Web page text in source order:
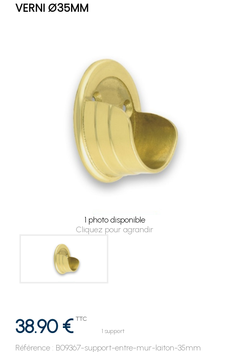
VERNI Ø35MM
1 photo disponible
Cliquez pour agrandir
38.90 € TTC
1 support
Référence : B09367-support-entre-mur-laiton-35mm